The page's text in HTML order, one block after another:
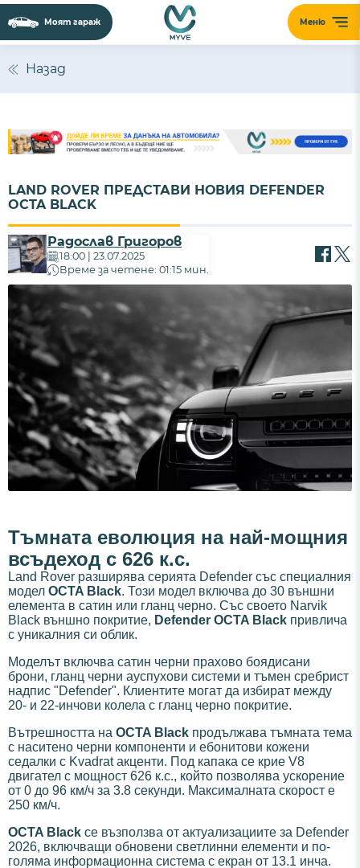
Меню
Моят гараж
Назад
LAND ROVER ПРЕДСТАВИ НОВИЯ DEFENDER
OCTA BLACK
Радослав Григоров
18:00 | 23.07.2025
Време за четене: 01:15 мин.
Тъмната еволюция на най-мощния
всъдеход с 626 к.с.
Land Rover разширява серията Defender със специалния
модел OCTA Black. Този модел включва до 30 външни
елемента в сатин или гланц черно. Със своето Narvik
Black външно покритие, Defender OCTA Black привлича
с уникалния си облик.
Моделът включва сатин черни прахово боядисани
брони, гланц черни ауспухови системи и тъмен сребрист
надпис "Defender". Клиентите могат да избират между
20- и 22-инчови колела с гланц черно покритие.
Вътрешността на OCTA Black продължава тъмната тема
с наситено черни компоненти и ебонитови кожени
седалки с Kvadrat акценти. Под капака се крие V8
двигател с мощност 626 к.с., който позволява ускорение
от 0 до 96 км/ч за 3.8 секунди. Максималната скорост е
250 км/ч.
OCTA Black се възползва от актуализациите за Defender
2026, включващи обновени светлинни елементи и по-
голяма информационна система с екран от 13.1 инча.